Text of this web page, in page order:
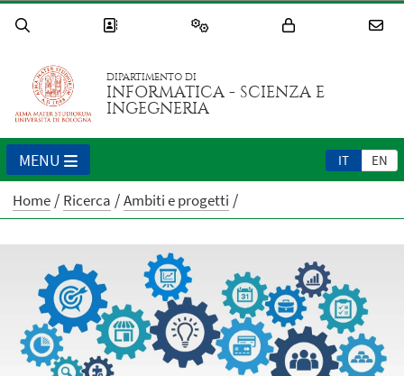
DIPARTIMENTO DI
INFORMATICA - SCIENZA E
INGEGNERIA
IT EN
MENU
Home Ricerca Ambiti e progetti